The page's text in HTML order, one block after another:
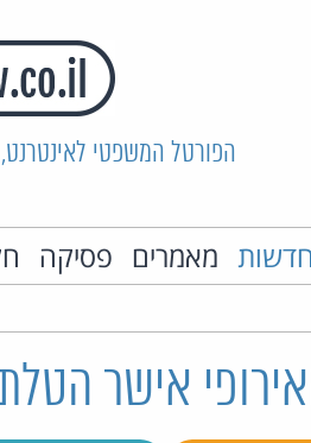
הפורטל המשפטי לאינטרנט,
חדשות מאמרים פסיקה
אישר